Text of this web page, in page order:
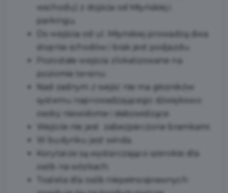
wschodu) z dojścia od Młyńskiej i
parkingu.
Do wejścia od ul. Młyńskiej prowadzą dwa
stopnie schodów i brak jest podjazdu.
Pozostałe wejścia zlokalizowane na
poziomie terenu.
Nad żadnym z wejść nie ma głośników
systemu naprowadzającego dźwiękowo
osoby niewidome i słabowidzące.
Wejście nie jest zabezpieczone bramkami.
W budynku jest winda.
Korytarze są wystarczająco szerokie dla
osób na wózkach.
Toaleta dla osób niepełnosprawnych